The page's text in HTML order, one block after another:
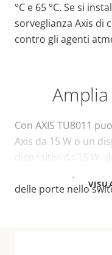
°C e 65 °C. Se si
sorveglianza Axis di
contro gli agenti
Con AXIS TU8011
Axis da 15 W o un
dispositivi da 15 W,
delle porte nello